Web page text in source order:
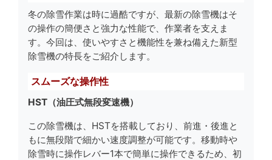
冬の除雪作業は時に過酷ですが、最新の除雪機はそ
の操作の簡便さと強力な性能で、作業者を支えま
す。今回は、使いやすさと機能性を兼ね備えた新型
除雪機の特長をご紹介します。
スムーズな操作性
HST（油圧式無段変速機）
この除雪機は、HSTを搭載しており、前進・後進と
もに無段階で細かい速度調整が可能です。移動時や
除雪時に操作レバー1本で簡単に操作できるため、初